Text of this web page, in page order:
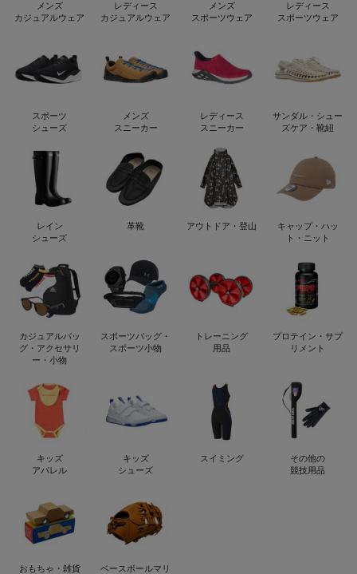
メンズ
カジュアルウェア
レディース
カジュアルウェア
メンズ
スポーツウェア
レディース
スポーツウェア
スポーツ
シューズ
メンズ
スニーカー
レディース
スニーカー
サンダル・シュー
ズケア・靴紐
レイン
シューズ
革靴 アウトドア・登山
キャップ・ハッ
ト・ニット
カジュアルバッ
グ・アクセサリ
ー・小物
スポーツバッグ・
スポーツ小物
トレーニング
用品
プロテイン・サプ
リメント
キッズ
アパレル
キッズ
シューズ
スイミング
その他の
競技用品
おもちゃ・雑貨
ベースボールマリ